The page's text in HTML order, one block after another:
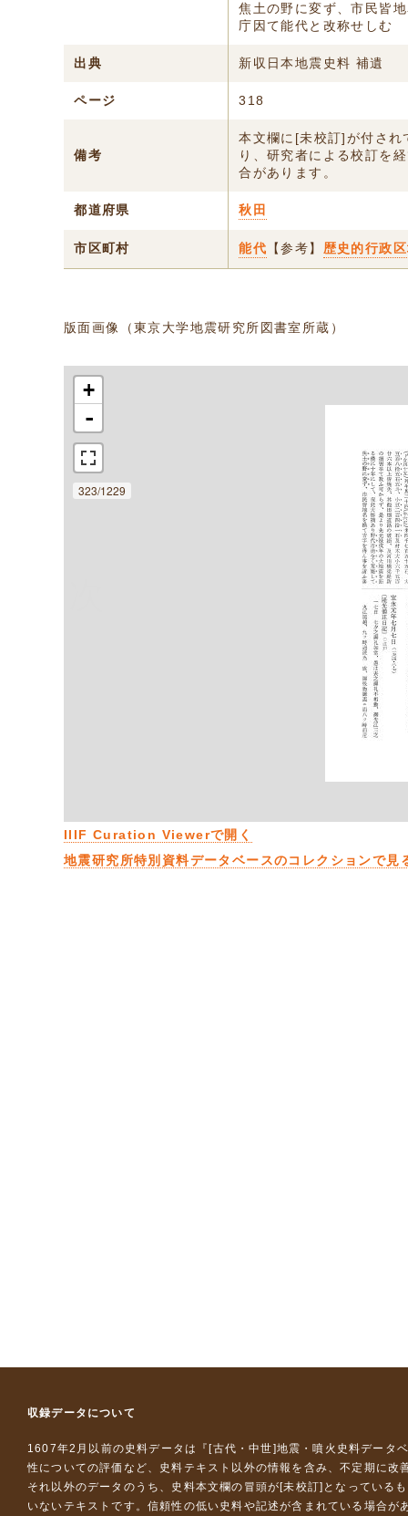
焦土の野に変ず、市民皆
庁因て能代と改称せしむ
出典 新収日本地震史料 補遺
ページ 318
備考
本文欄に[未校訂]が付され
り、研究者による校訂を
合があります。
都道府県 秋田
市区町村 能代 【参考】 歴史的行政
版面画像（東京大学地震研究所図書室所蔵）
+
-
323/1229
IIIF Curation Viewerで開く
地震研究所特別資料データベースのコレクションで見
収録データについて
1607年2月以前の史料データは『 [古代・中世]地震・噴火史料データ
性についての評価など、史料テキスト以外の情報を含み、不定期に改
それ以外のデータのうち、史料本文欄の冒頭が[未校訂]となっている
いないテキストです。信頼性の低い史料や記述が含まれている場合が